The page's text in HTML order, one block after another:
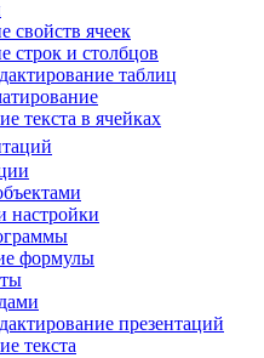
свойств ячеек
строк и столбцов
таблиц
текста в ячейках
настройки
формулы
презентаций
текста